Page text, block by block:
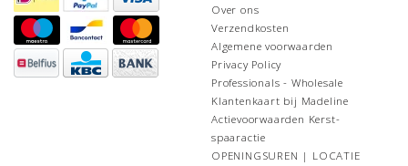
Over ons
Verzendkosten
Algemene voorwaarden
Privacy Policy
Professionals - Wholesale
Klantenkaart bij Madeline
Actievoorwaarden Kerst-
spaaractie
OPENINGSUREN | LOCATIE